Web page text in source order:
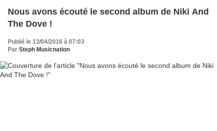
Nous avons écouté le second album de Niki And
The Dove !
Publié le 13/04/2016 à 07:03
Par Steph Musicnation